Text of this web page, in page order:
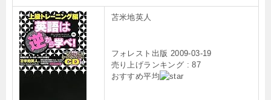
苫米地英人
フォレスト出版 2009-03-19
売り上げランキング : 87
おすすめ平均